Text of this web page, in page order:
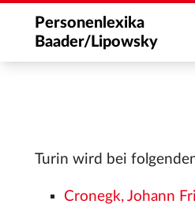
Personenlexika
Baader/Lipowsky
Turin wird bei
Cronegk, Johann